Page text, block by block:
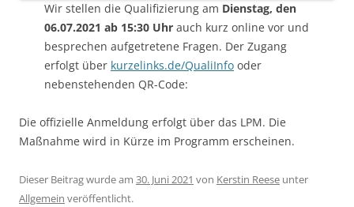
Wir stellen die Qualifizierung am Dienstag, den
06.07.2021 ab 15:30 Uhr auch kurz online vor und
besprechen aufgetretene Fragen. Der Zugang
erfolgt über kurzelinks.de/QualiInfo oder
nebenstehenden QR-Code:
Die offizielle Anmeldung erfolgt über das LPM. Die
Maßnahme wird in Kürze im Programm erscheinen.
Dieser Beitrag wurde am 30. Juni 2021 von Kerstin Reese unter
Allgemein veröffentlicht.